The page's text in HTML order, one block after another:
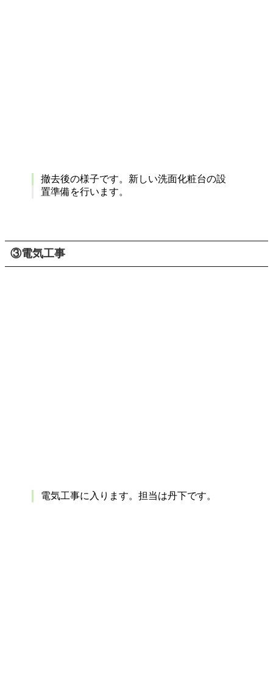
撤去後の様子です。新しい洗面化粧台の設
置準備を行います。
③電気工事
電気工事に入ります。担当は丹下です。